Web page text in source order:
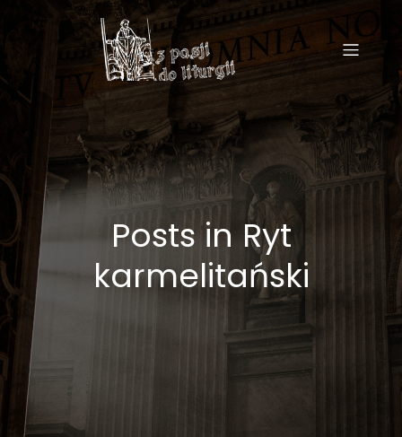
Posts in Ryt
karmelitański